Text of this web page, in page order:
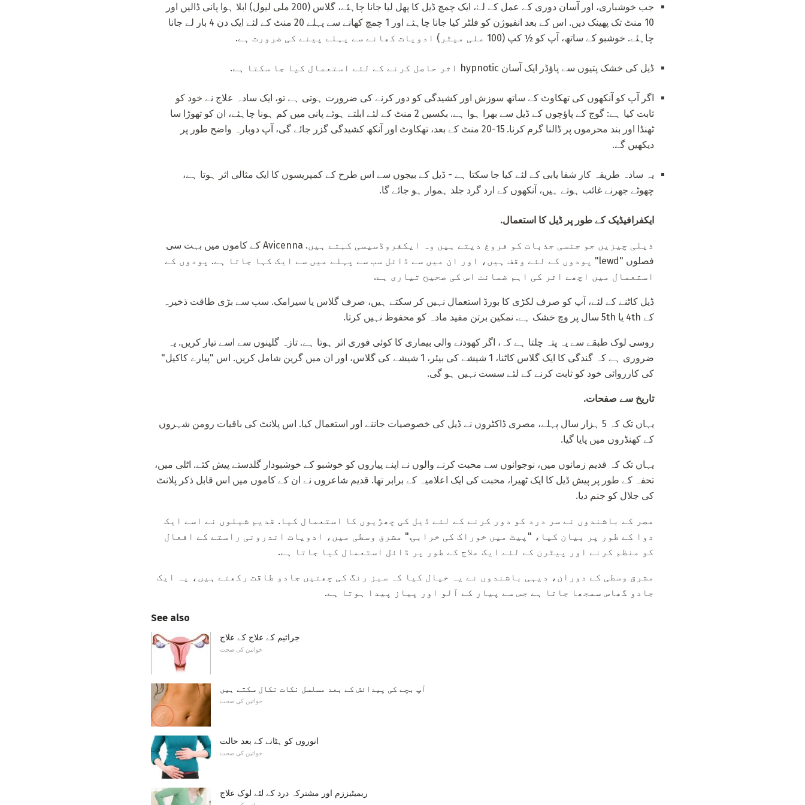
جب خوشباری، اور آسان دوری کے عمل کے لۓ، ایک چمچ ڈیل کا پھل لیا جانا چاہئے، گلاس (200 ملی لیول) ابلا ہوا پانی ڈالیں اور
10 منٹ تک پھینک دیں. اس کے بعد انفیوژن کو فلٹر کیا جانا چاہئے اور 1 چمچ کھانے سے پہلے 20 منٹ کے لئے ایک دن 4 بار لے جانا
چاہئے. خوشبو کے ساتھ، آپ کو ½ کپ (100 ملی میٹر) ادویات کھانے سے پہلے پینے کی ضرورت ہے.
ڈیل کی خشک پتیوں سے پاؤڈر ایک آسان hypnotic اثر حاصل کرنے کے لئے استعمال کیا جا سکتا ہے.
اگر آپ کو آنکھوں کی تھکاوٹ کے ساتھ سوزش اور کشیدگی کو دور کرنے کی ضرورت ہوتی ہے تو، ایک سادہ علاج نے خود کو
ثابت کیا ہے: گوج کے پاؤچوں کے ڈیل سے بھرا ہوا ہے. بکسیں 2 منٹ کے لئے ابلتے ہوئے پانی میں کم ہونا چاہئے، ان کو تھوڑا سا
ٹھنڈا اور بند محرموں پر ڈالنا گرم کرنا. 15-20 منٹ کے بعد، تھکاوٹ اور آنکھ کشیدگی گزر جائے گی، آپ دوبارہ واضح طور پر
دیکھیں گے.
یہ سادہ طریقہ کار شفا یابی کے لئے کیا جا سکتا ہے - ڈیل کے بیجوں سے اس طرح کے کمپریسوں کا ایک مثالی اثر ہوتا ہے،
چھوٹے جھرنے غائب ہوتے ہیں، آنکھوں کے ارد گرد جلد ہموار ہو جائے گا.
ایکفرافیڈیک کے طور پر ڈیل کا استعمال.
ذیلی چیزیں جو جنسی جذبات کو فروغ دیتے ہیں وہ ایکفروڈسیسی کہتے ہیں. Avicenna کے کاموں میں بہت سی
فصلوں "lewd" پودوں کے لئے وقف ہیں، اور ان میں سے ڈائل سب سے پہلے میں سے ایک کہا جاتا ہے. پودوں کے
استعمال میں اچھے اثر کی اہم ضمانت اس کی صحیح تیاری ہے.
ڈیل کاٹنے کے لئے، آپ کو صرف لکڑی کا بورڈ استعمال نہیں کر سکتے ہیں، صرف گلاس یا سیرامک. سب سے بڑی طاقت ذخیرہ
کے 4th یا 5th سال پر وچ خشک ہے. نمکین برتن مفید مادہ کو محفوظ نہیں کرتا.
روسی لوک طبقے سے یہ پتہ چلتا ہے کہ، اگر کھودنے والی بیماری کا کوئی فوری اثر ہوتا ہے. تازہ گلینوں سے اسے تیار کریں. یہ
ضروری ہے کہ گندگی کا ایک گلاس کاٹنا، 1 شیشے کی بیئر، 1 شیشے کی گلاس، اور ان میں گرین شامل کریں. اس "پیارے کاکیل"
کی کارروائی خود کو ثابت کرنے کے لئے سست نہیں ہو گی.
تاریخ سے صفحات.
یہاں تک کہ 5 ہزار سال پہلے، مصری ڈاکٹروں نے ڈیل کی خصوصیات جاننے اور استعمال کیا. اس پلانٹ کی باقیات رومن شہروں
کے کھنڈروں میں پایا گیا.
یہاں تک کہ قدیم زمانوں میں، نوجوانوں سے محبت کرنے والوں نے اپنے پیاروں کو خوشبو کے خوشبودار گلدستے پیش کئے. اٹلی میں،
تحفہ کے طور پر پیش ڈیل کا ایک ٹھیرا، محبت کی ایک اعلامیہ کے برابر تھا. قدیم شاعروں نے ان کے کاموں میں اس قابل ذکر پلانٹ
کی جلال کو جنم دیا.
مصر کے باشندوں نے سر درد کو دور کرنے کے لئے ڈیل کی چھڑیوں کا استعمال کیا. قدیم شیلوں نے اسے ایک
دوا کے طور پر بیان کیا، "پیٹ میں خوراک کی خرابی." مشرق وسطی میں، ادویات اندرونی راستے کے افعال
کو منظم کرنے اور پیٹرن کے لئے ایک علاج کے طور پر ڈائل استعمال کیا جاتا ہے.
مشرق وسطی کے دوران، دیہی باشندوں نے یہ خیال کیا کہ سبز رنگ کی چھتیں جادو طاقت رکھتے ہیں، یہ ایک
جادو گھاس سمجھا جاتا ہے جس سے پیار کے آلو اور پیاز پیدا ہوتا ہے.
See also
جراثیم کے علاج کے علاج
خواتین کی صحت
آپ بچے کی پیدائش کے بعد مسلسل نکات نکال سکتے ہیں
خواتین کی صحت
انوروں کو ہٹانے کے بعد حالت
خواتین کی صحت
ریمیٹیززم اور مشترکہ درد کے لئے لوک علاج